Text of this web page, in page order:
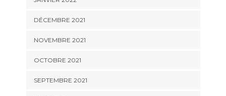
DÉCEMBRE 2021
NOVEMBRE 2021
OCTOBRE 2021
SEPTEMBRE 2021